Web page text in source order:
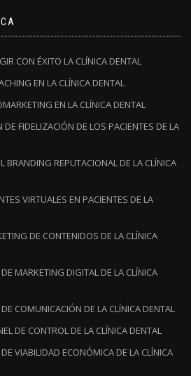
CON ÉXITO LA CLÍNICA DENTAL
EN LA CLÍNICA DENTAL
EN LA CLÍNICA DENTAL
FIDELIZACIÓN DE LOS PACIENTES DE LA
BRANDING REPUTACIONAL DE LA CLÍNICA
VIRTUALES EN PACIENTES DE LA
DE CONTENIDOS DE LA CLÍNICA
MARKETING DIGITAL DE LA CLÍNICA
COMUNICACIÓN DE LA CLÍNICA DENTAL
DE CONTROL DE LA CLÍNICA DENTAL
VIABILIDAD ECONÓMICA DE LA CLÍNICA